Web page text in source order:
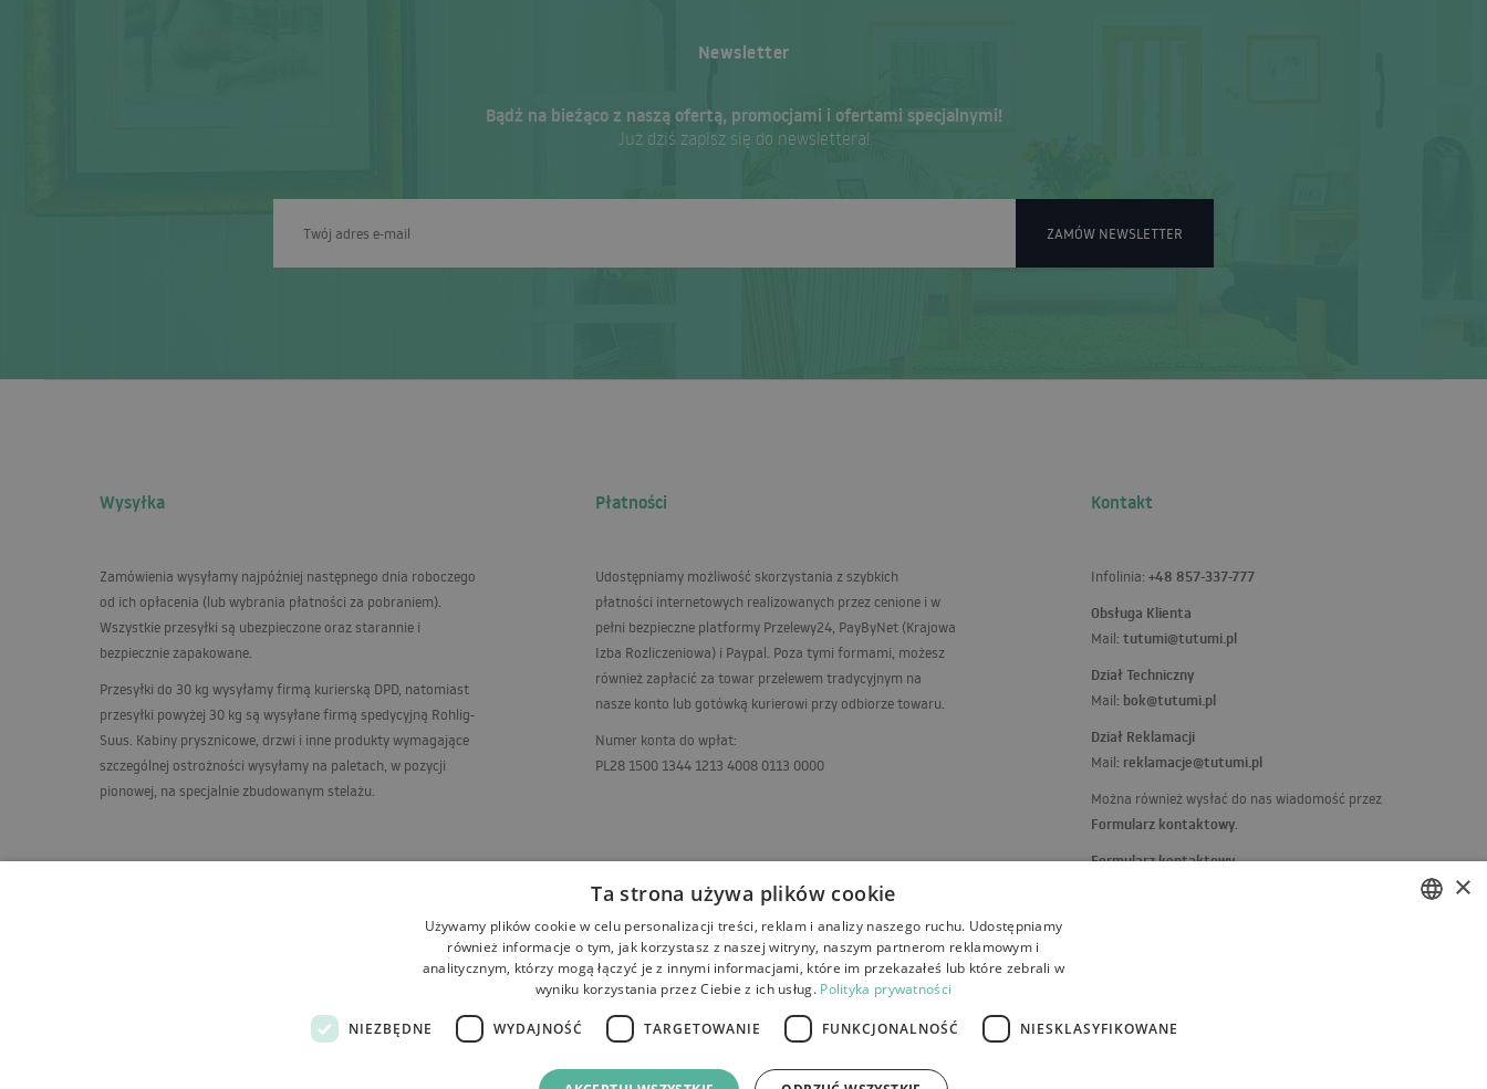
Newsletter
Bądź na bieżąco z naszą ofertą, promocjami i ofertami specjalnymi!
Już dziś zapisz się do newslettera!
ZAMÓW NEWSLETTER
Wysyłka
Zamówienia wysyłamy najpóźniej następnego dnia roboczego
od ich opłacenia (lub wybrania płatności za pobraniem).
Wszystkie przesyłki są ubezpieczone oraz starannie i
bezpiecznie zapakowane.
Przesyłki do 30 kg wysyłamy firmą kurierską DPD, natomiast
przesyłki powyżej 30 kg są wysyłane firmą spedycyjną Rohlig-
Suus. Kabiny prysznicowe, drzwi i inne produkty wymagające
szczególnej ostrożności wysyłamy na paletach, w pozycji
pionowej, na specjalnie zbudowanym stelażu.
Płatności
Udostępniamy możliwość skorzystania z szybkich
płatności internetowych realizowanych przez cenione i w
pełni bezpieczne platformy Przelewy24, PayByNet (Krajowa
Izba Rozliczeniowa) i Paypal. Poza tymi formami, możesz
również zapłacić za towar przelewem tradycyjnym na
nasze konto lub gotówką kurierowi przy odbiorze towaru.
Numer konta do wpłat:
PL28 1500 1344 1213 4008 0113 0000
Kontakt
Infolinia: +48 857-337-777
Obsługa Klienta
Mail: tutumi@tutumi.pl
Dział Techniczny
Mail: bok@tutumi.pl
Dział Reklamacji
Mail: reklamacje@tutumi.pl
Można również wysłać do nas wiadomość przez
Formularz kontaktowy
Formularz kontaktowy
Wysyłka Zwroty i reklamacje
×
Ta strona używa plików cookie
Używamy plików cookie w celu personalizacji treści, reklam i analizy naszego ruchu. Udostępniamy
również informacje o tym, jak korzystasz z naszej witryny, naszym partnerom reklamowym i
analitycznym, którzy mogą łączyć je z innymi informacjami, które im przekazałeś lub które zebrali w
wyniku korzystania przez Ciebie z ich usług. Polityka prywatności
NIEZBĘDNE WYDAJNOŚĆ TARGETOWANIE FUNKCJONALNOŚĆ NIESKLASYFIKOWANE